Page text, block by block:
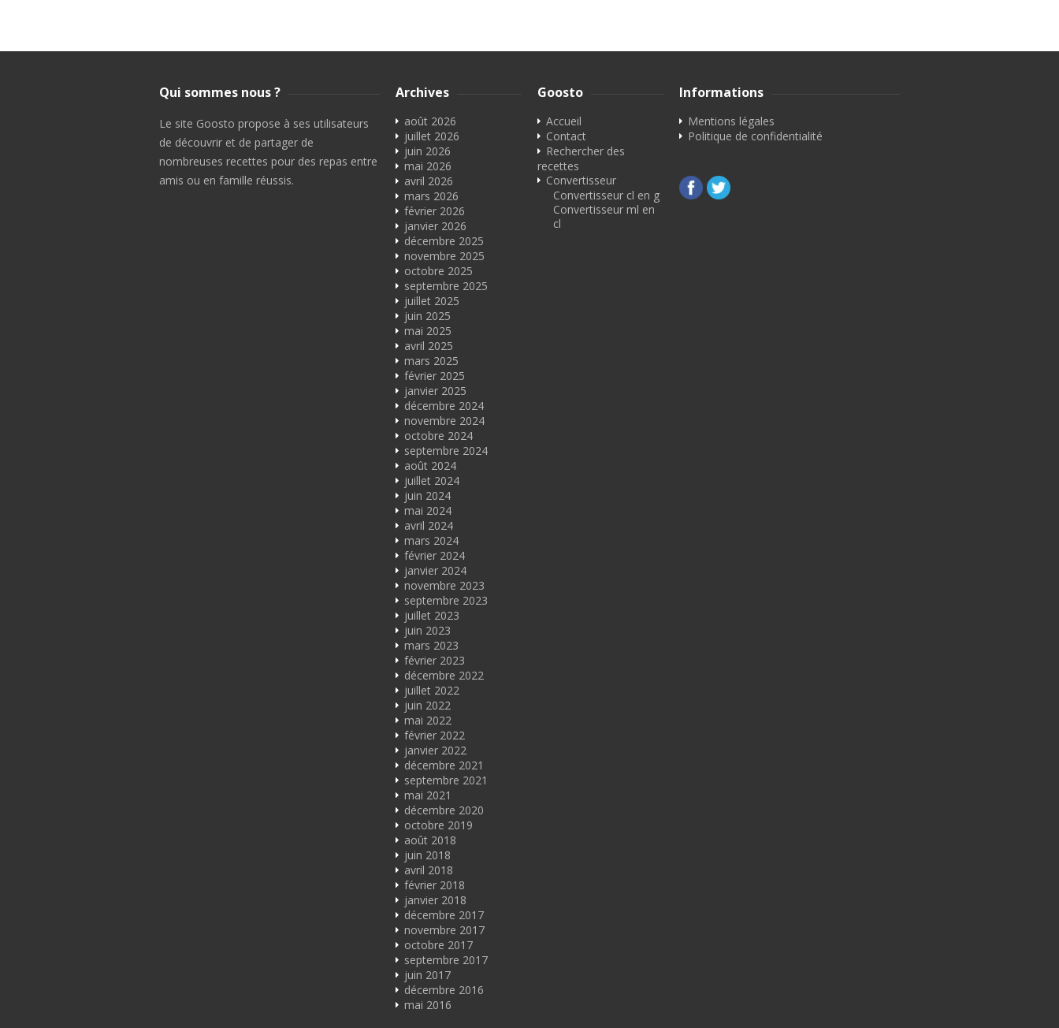
Qui sommes nous ?
Le site Goosto propose à ses utilisateurs
de découvrir et de partager de
nombreuses recettes pour des repas entre
amis ou en famille réussis.
Archives
août 2026
juillet 2026
juin 2026
mai 2026
avril 2026
mars 2026
février 2026
janvier 2026
décembre 2025
novembre 2025
octobre 2025
septembre 2025
juillet 2025
juin 2025
mai 2025
avril 2025
mars 2025
février 2025
janvier 2025
décembre 2024
novembre 2024
octobre 2024
septembre 2024
août 2024
juillet 2024
juin 2024
mai 2024
avril 2024
mars 2024
février 2024
janvier 2024
novembre 2023
septembre 2023
juillet 2023
juin 2023
mars 2023
février 2023
décembre 2022
juillet 2022
juin 2022
mai 2022
février 2022
janvier 2022
décembre 2021
septembre 2021
mai 2021
décembre 2020
octobre 2019
août 2018
juin 2018
avril 2018
février 2018
janvier 2018
décembre 2017
novembre 2017
octobre 2017
septembre 2017
juin 2017
décembre 2016
mai 2016
Goosto
Accueil
Contact
Rechercher des
recettes
Convertisseur
Convertisseur cl en g
Convertisseur ml en
cl
Informations
Mentions légales
Politique de confidentialité